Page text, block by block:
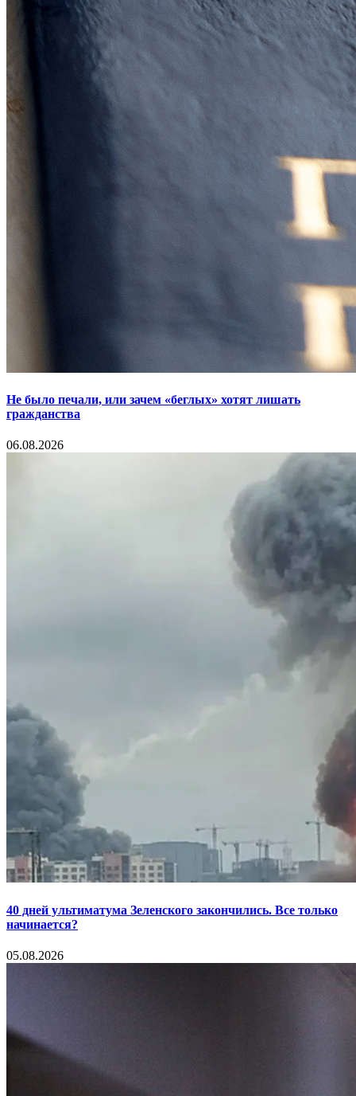
Не было печали, или зачем «беглых» хотят лишать
гражданства
06.08.2026
40 дней ультиматума Зеленского закончились. Все только
начинается?
05.08.2026